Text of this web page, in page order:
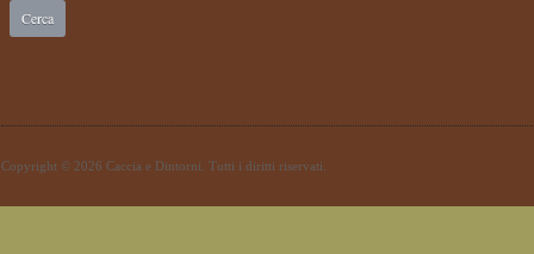
Copyright © 2026 Caccia e Dintorni. Tutti i diritti riservati.